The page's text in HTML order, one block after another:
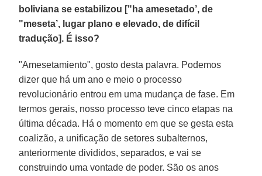
boliviana se estabilizou ["ha amesetado’, de
"meseta’, lugar plano e elevado, de difícil
tradução]. É isso?
"Amesetamiento", gosto desta palavra. Podemos
dizer que há um ano e meio o processo
revolucionário entrou em uma mudança de fase. Em
termos gerais, nosso processo teve cinco etapas na
última década. Há o momento em que se gesta esta
coalizão, a unificação de setores subalternos,
anteriormente divididos, separados, e vai se
construindo uma vontade de poder. São os anos